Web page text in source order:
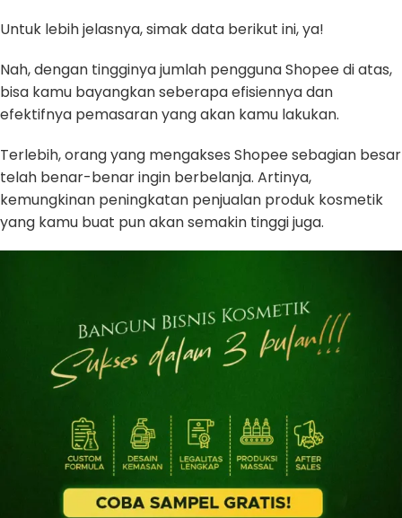
Untuk lebih jelasnya, simak data berikut ini, ya!
Nah, dengan tingginya jumlah pengguna Shopee di atas,
bisa kamu bayangkan seberapa efisiennya dan
efektifnya pemasaran yang akan kamu lakukan.
Terlebih, orang yang mengakses Shopee sebagian besar
telah benar-benar ingin berbelanja. Artinya,
kemungkinan peningkatan penjualan produk kosmetik
yang kamu buat pun akan semakin tinggi juga.